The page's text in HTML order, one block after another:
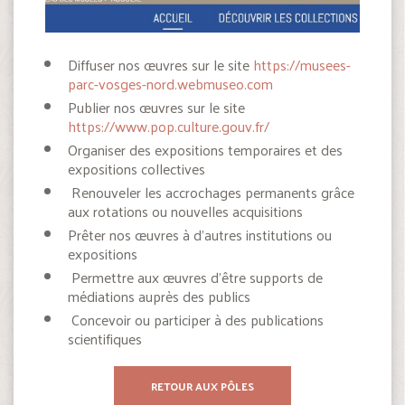
Diffuser nos œuvres sur le sitehttps://musees-
parc-vosges-nord.webmuseo.com
Publier nos œuvres sur le site
https://www.pop.culture.gouv.fr/
Organiser des expositions temporaires et des
expositions collectives
Renouveler les accrochages permanents grâce
aux rotations ou nouvelles acquisitions
Prêter nos œuvres à d’autres institutions ou
expositions
Permettre aux œuvres d’être supports de
médiations auprès des publics
Concevoir ou participer à des publications
scientifiques
RETOUR AUX PÔLES